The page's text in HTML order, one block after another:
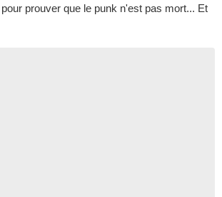
prouver que le punk n'est pas mort... Et